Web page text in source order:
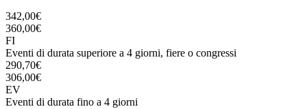
342,00€
360,00€
FI
Eventi di durata superiore a 4 giorni, fiere o congressi
290,70€
306,00€
EV
Eventi di durata fino a 4 giorni